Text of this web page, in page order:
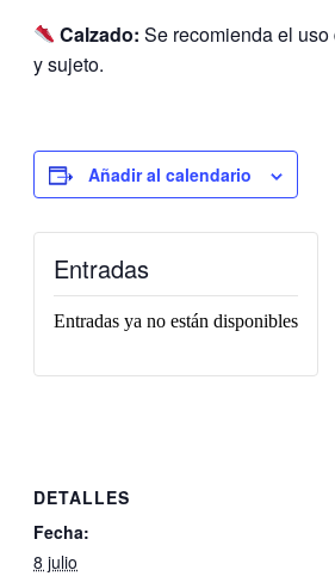
Calzado: Se recomienda el
y sujeto.
Añadir al calendario
DETALLES
Fecha:
8 julio
Entradas
Entradas ya no están disponibles